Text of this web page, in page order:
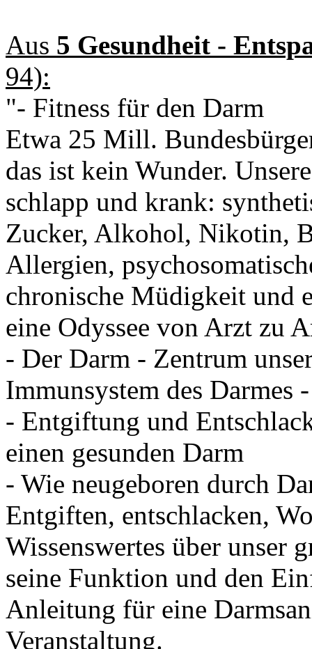
Aus 5 Gesundheit -
94):
"- Fitness für den Darm
Etwa 25 Mill.
das ist kein Wunder.
schlapp und krank:
Zucker, Alkohol, Nikotin,
Allergien,
chronische Müdigkeit und
eine Odyssee von Arzt zu
- Der Darm - Zentrum
Immunsystem des Darmes
- Entgiftung und
einen gesunden Darm
- Wie neugeboren durch
Entgiften, entschlacken,
Wissenswertes über unser
seine Funktion und den
Anleitung für eine
Veranstaltung.